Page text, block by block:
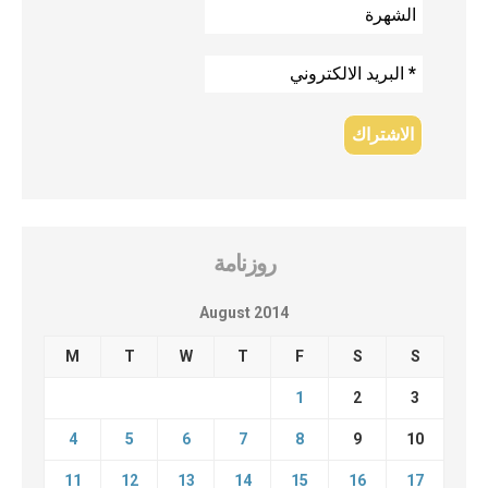
روزنامة
August 2014
M T W T F S S
1 2 3
4 5 6 7 8 9 10
11 12 13 14 15 16 17